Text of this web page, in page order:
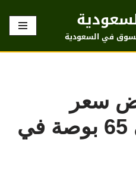
في السعودية
سعر
تلفزيون ال جي 65 بوصة في